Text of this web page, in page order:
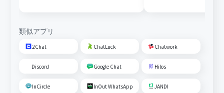
類似アプリ
2Chat ChatLuck Chatwork
Discord Google Chat Hilos
InCircle InOut WhatsApp JANDI